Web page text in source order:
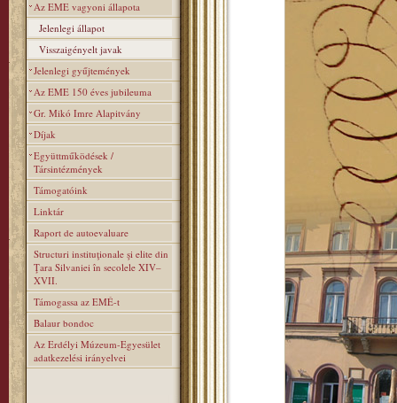
Az EME vagyoni állapota
Jelenlegi állapot
Visszaigényelt javak
Jelenlegi gyűjtemények
Az EME 150 éves jubileuma
Gr. Mikó Imre Alapitvány
Díjak
Együttműködések /
Társintézmények
Támogatóink
Linktár
Raport de autoevaluare
Structuri instituţionale şi elite din
Ţara Silvaniei în secolele XIV–
XVII.
Támogassa az EMÉ-t
Balaur bondoc
Az Erdélyi Múzeum-Egyesület
adatkezelési irányelvei